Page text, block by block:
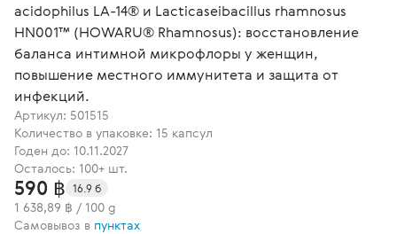
acidophilus LA-14® и Lacticaseibacillus rhamnosus
HN001™ (HOWARU® Rhamnosus): восстановление
баланса интимной микрофлоры у женщин,
повышение местного иммунитета и защита от
инфекций.
Артикул: 501515
Количество в упаковке: 15 капсул
Годен до: 10.11.2027
Осталось: 100+ шт.
590 ฿ 16.9 б
1 638,89 ฿ / 100 g
Самовывоз в пунктах